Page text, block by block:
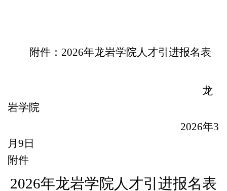
附件： 2026年龙岩学院人才引进报名表
龙
岩学院
2026年3
月9日
附件
2026年龙岩学院人才引进报名表